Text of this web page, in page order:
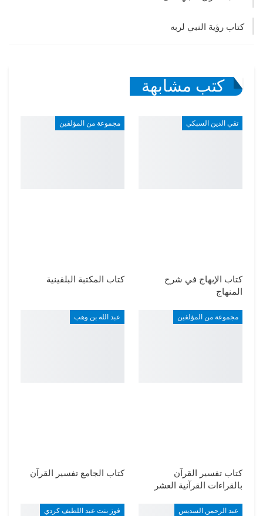
كتاب رؤية النبي لربه
كتب مشابهة
تقي الدين السبكي
كتاب الإبهاج في شرح
المنهاج
مجموعة من المؤلفين
كتاب المكتبة البلقينية
مجموعة من المؤلفين
كتاب تفسير القرآن
بالقراءات القرآنية العشر
عبد الله بن وهب
كتاب الجامع تفسير القرآن
عبد الرحمن السديس فوز بنت عبد اللطيف كردي